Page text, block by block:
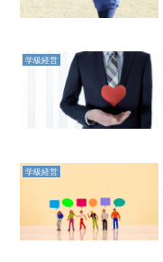
学級経営
学級経営